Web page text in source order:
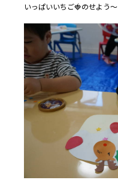
いっぱいいちご🍓のせよう～